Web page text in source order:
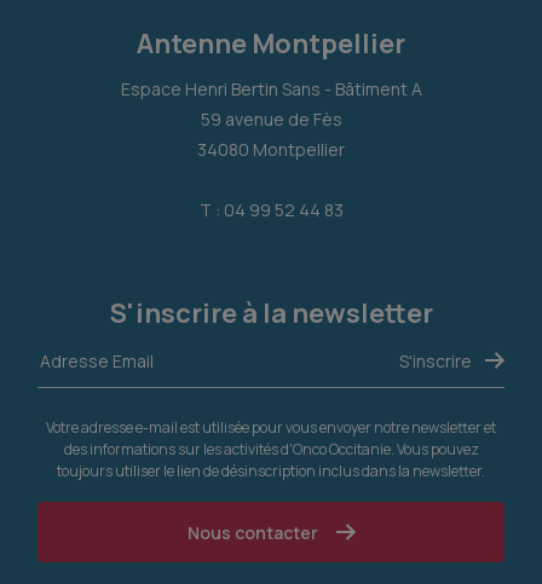
Antenne Montpellier
Espace Henri Bertin Sans - Bâtiment A
59 avenue de Fès
34080 Montpellier
T : 04 99 52 44 83
S'inscrire à la newsletter
Votre adresse e-mail est utilisée pour vous envoyer notre newsletter et
des informations sur les activités d'Onco Occitanie. Vous pouvez
toujours utiliser le lien de désinscription inclus dans la newsletter.
Nous contacter